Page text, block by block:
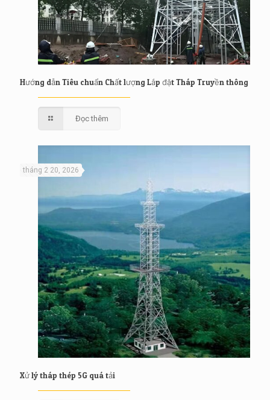
Hướng dẫn Tiêu chuẩn Chất lượng Lắp đặt Tháp Truyền thông
Đọc thêm
tháng 2 20, 2026
Xử lý tháp thép 5G quá tải